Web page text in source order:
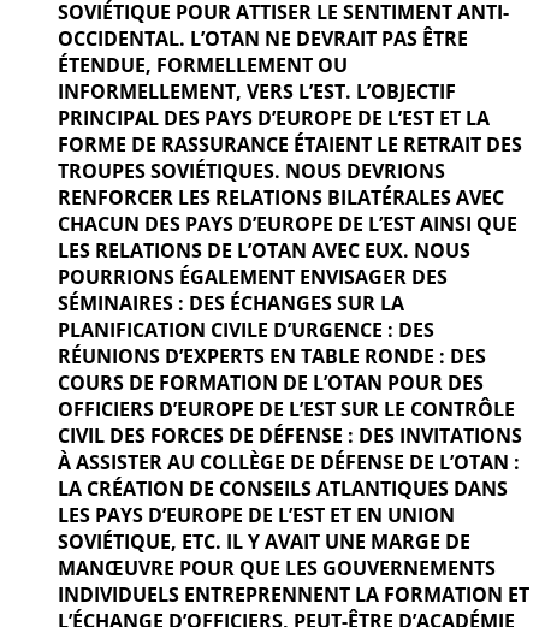
SOVIÉTIQUE POUR ATTISER LE SENTIMENT ANTI-
OCCIDENTAL. L’OTAN NE DEVRAIT PAS ÊTRE
ÉTENDUE, FORMELLEMENT OU
INFORMELLEMENT, VERS L’EST. L’OBJECTIF
PRINCIPAL DES PAYS D’EUROPE DE L’EST ET LA
FORME DE RASSURANCE ÉTAIENT LE RETRAIT DES
TROUPES SOVIÉTIQUES. NOUS DEVRIONS
RENFORCER LES RELATIONS BILATÉRALES AVEC
CHACUN DES PAYS D’EUROPE DE L’EST AINSI QUE
LES RELATIONS DE L’OTAN AVEC EUX. NOUS
POURRIONS ÉGALEMENT ENVISAGER DES
SÉMINAIRES : DES ÉCHANGES SUR LA
PLANIFICATION CIVILE D’URGENCE : DES
RÉUNIONS D’EXPERTS EN TABLE RONDE : DES
COURS DE FORMATION DE L’OTAN POUR DES
OFFICIERS D’EUROPE DE L’EST SUR LE CONTRÔLE
CIVIL DES FORCES DE DÉFENSE : DES INVITATIONS
À ASSISTER AU COLLÈGE DE DÉFENSE DE L’OTAN :
LA CRÉATION DE CONSEILS ATLANTIQUES DANS
LES PAYS D’EUROPE DE L’EST ET EN UNION
SOVIÉTIQUE, ETC. IL Y AVAIT UNE MARGE DE
MANŒUVRE POUR QUE LES GOUVERNEMENTS
INDIVIDUELS ENTREPRENNENT LA FORMATION ET
L’ÉCHANGE D’OFFICIERS, PEUT-ÊTRE D’ACADÉMIE